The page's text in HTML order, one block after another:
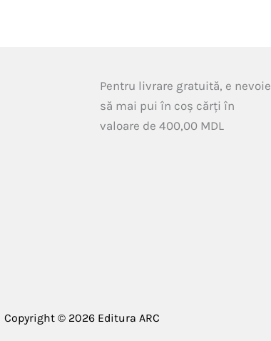
Pentru livrare gratuită, e nevoie
să mai pui în coș cărți în
valoare de 400,00 MDL
Copyright © 2026 Editura ARC